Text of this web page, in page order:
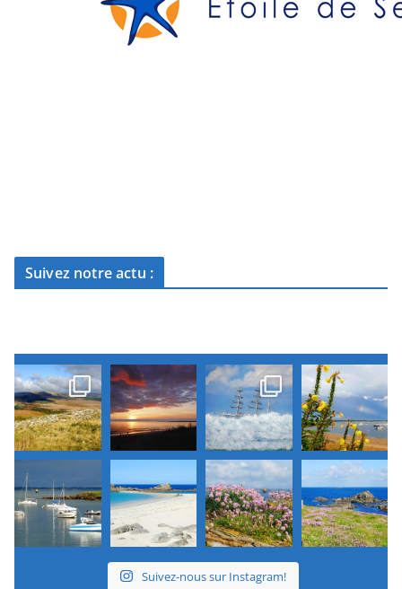
Suivez notre actu :
Suivez-nous sur Instagram!